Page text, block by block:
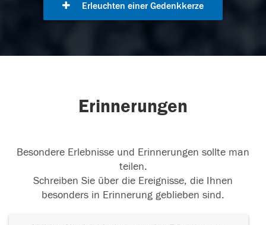
Erleuchten einer Gedenkkerze
Erinnerungen
Besondere Erlebnisse und Erinnerungen sollte man
teilen.
Schreiben Sie über die Ereignisse, die Ihnen
besonders in Erinnerung geblieben sind.